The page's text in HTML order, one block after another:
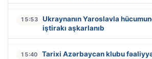
15:53
Ukraynanın Yaroslavla
iştirakı aşkarlanıb
15:40 Tarixi Azərbaycan klubu